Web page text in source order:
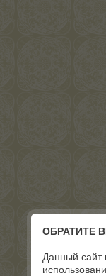
ОБРАТИТЕ
Данный сайт